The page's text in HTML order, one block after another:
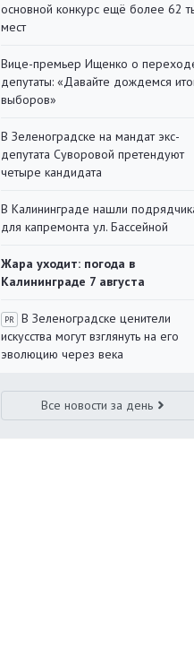
основной конкурс ещё более 62
мест
Вице-премьер Ищенко о
депутаты: «Давайте дождемся
выборов»
В Зеленоградске на мандат экс-
депутата Суворовой претендуют
четыре кандидата
В Калининграде нашли
для капремонта ул. Бассейной
Жара уходит: погода в
Калининграде 7 августа
PR
В Зеленоградске ценители
искусства могут взглянуть на его
эволюцию через века
Все новости за день